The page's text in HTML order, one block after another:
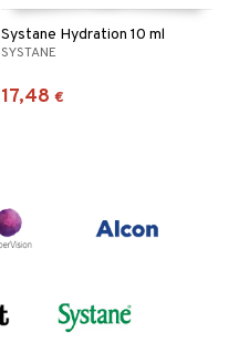
Systane Hydration 10 ml
SYSTANE
17,48 €